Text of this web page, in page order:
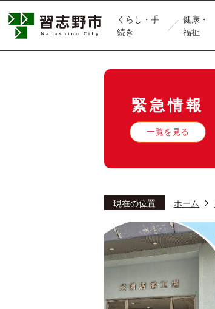
くらし・手
続き
健康・
福祉
緊急情報
一覧を見る
現在の位置 ホーム